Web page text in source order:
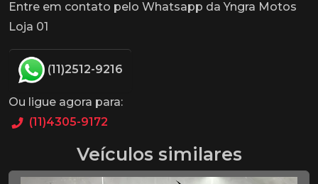
Entre em contato pelo Whatsapp da Yngra Motos
Loja 01
(11)2512-9216
Ou ligue agora para:
(11)4305-9172
Veículos similares